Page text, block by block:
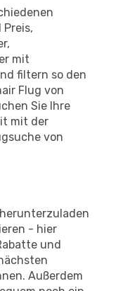
mit
filtern so den
Flug von
Sie Ihre
mit der
von
- hier
und
Außerdem